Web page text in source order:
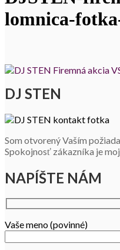
lomnica-
DJ STEN
Som otvorený Vaším
Spokojnosť zákazníka je
NAPÍŠTE NÁM
Vaše meno (povinné)